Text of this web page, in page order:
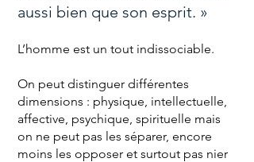
aussi bien que son esprit. »
L’homme est un tout indissociable.
On peut distinguer différentes
dimensions : physique, intellectuelle,
affective, psychique, spirituelle mais
on ne peut pas les séparer, encore
moins les opposer et surtout pas nier